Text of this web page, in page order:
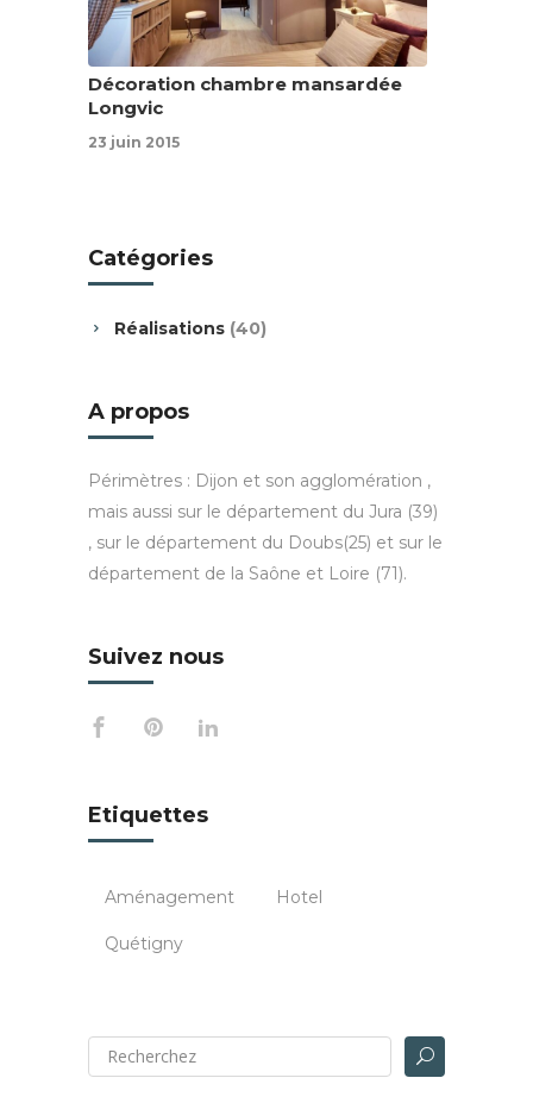
Décoration chambre mansardée
Longvic
23 juin 2015
Catégories
Réalisations (40)
A propos
Périmètres : Dijon et son agglomération ,
mais aussi sur le département du Jura (39)
, sur le département du Doubs(25) et sur le
département de la Saône et Loire (71).
Suivez nous
Etiquettes
Aménagement Hotel
Quétigny